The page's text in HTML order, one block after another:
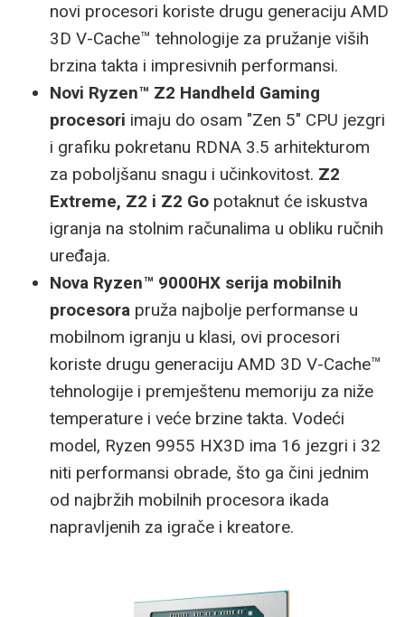
novi procesori koriste drugu generaciju AMD
3D V-Cache™ tehnologije za pružanje viših
brzina takta i impresivnih performansi.
Novi Ryzen™ Z2 Handheld Gaming
procesori imaju do osam "Zen 5" CPU jezgri
i grafiku pokretanu RDNA 3.5 arhitekturom
za poboljšanu snagu i učinkovitost. Z2
Extreme, Z2 i Z2 Go potaknut će iskustva
igranja na stolnim računalima u obliku ručnih
uređaja.
Nova Ryzen™ 9000HX serija mobilnih
procesora pruža najbolje performanse u
mobilnom igranju u klasi, ovi procesori
koriste drugu generaciju AMD 3D V-Cache™
tehnologije i premještenu memoriju za niže
temperature i veće brzine takta. Vodeći
model, Ryzen 9955 HX3D ima 16 jezgri i 32
niti performansi obrade, što ga čini jednim
od najbržih mobilnih procesora ikada
napravljenih za igrače i kreatore.